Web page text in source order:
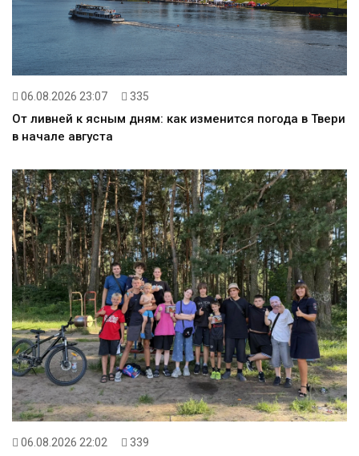
06.08.2026 23:07 335
От ливней к ясным дням: как изменится погода в Твери
в начале августа
06.08.2026 22:02 339